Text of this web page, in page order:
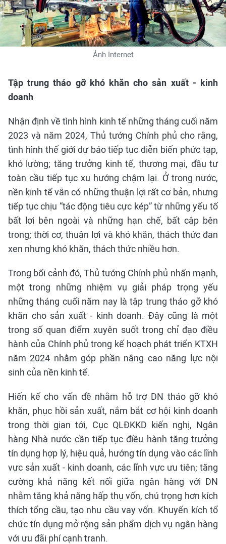
Ảnh Internet
Tập trung tháo gỡ khó khăn cho sản xuất - kinh
doanh
Nhận định về tình hình kinh tế những tháng cuối năm
2023 và năm 2024, Thủ tướng Chính phủ cho rằng,
tình hình thế giới dự báo tiếp tục diễn biến phức tạp,
khó lường; tăng trưởng kinh tế, thương mại, đầu tư
toàn cầu tiếp tục xu hướng chậm lại. Ở trong nước,
nền kinh tế vẫn có những thuận lợi rất cơ bản, nhưng
tiếp tục chịu “tác động tiêu cực kép” từ những yếu tố
bất lợi bên ngoài và những hạn chế, bất cập bên
trong; thời cơ, thuận lợi và khó khăn, thách thức đan
xen nhưng khó khăn, thách thức nhiều hơn.
Trong bối cảnh đó, Thủ tướng Chính phủ nhấn mạnh,
một trong những nhiệm vụ giải pháp trọng yếu
những tháng cuối năm nay là tập trung tháo gỡ khó
khăn cho sản xuất - kinh doanh. Đây cũng là một
trong số quan điểm xuyên suốt trong chỉ đạo điều
hành của Chính phủ trong kế hoạch phát triển KTXH
năm 2024 nhằm góp phần nâng cao năng lực nội
sinh của nền kinh tế.
Hiến kế cho vấn đề nhằm hỗ trợ DN tháo gỡ khó
khăn, phục hồi sản xuất, nắm bắt cơ hội kinh doanh
trong thời gian tới, Cục QLĐKKD kiến nghị, Ngân
hàng Nhà nước cần tiếp tục điều hành tăng trưởng
tín dụng hợp lý, hiệu quả, hướng tín dụng vào các lĩnh
vực sản xuất - kinh doanh, các lĩnh vực ưu tiên; tăng
cường khả năng kết nối giữa ngân hàng với DN
nhằm tăng khả năng hấp thụ vốn, chú trọng hơn kích
thích tổng cầu, tạo nhu cầu vay vốn. Khuyến kích tổ
chức tín dụng mở rộng sản phẩm dịch vụ ngân hàng
với ưu đãi phí cạnh tranh.